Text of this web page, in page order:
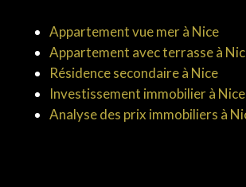
Appartement vue mer à Nice
Appartement avec terrasse à
Résidence secondaire à Nice
Investissement immobilier à Nice
Analyse des prix immobiliers à